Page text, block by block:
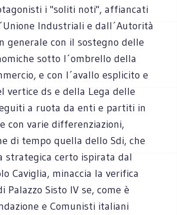
i "soliti noti", affiancati
Industriali e dall´Autorità
generale con il sostegno delle
sotto l´ombrello della
e con l´avallo esplicito e
vertice ds e della Lega delle
a ruota da enti e partiti in
con varie differenziazioni,
di tempo quella dello Sdi, che
strategica certo ispirata dal
Caviglia, minaccia la verifica
Palazzo Sisto IV se, come è
e Comunisti italiani